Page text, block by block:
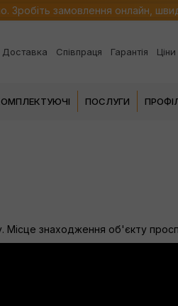
замовлення онлайн,
Доставка Співпраця Гарантія Ціни
ПОСЛУГИ
Місце знаходження об'єкту